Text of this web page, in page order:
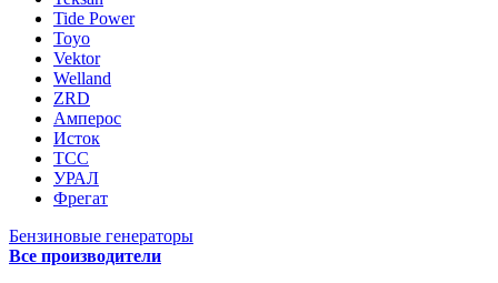
Tide Power
Toyo
Vektor
Welland
ZRD
Амперос
Исток
ТСС
УРАЛ
Фрегат
Бензиновые генераторы
Все производители